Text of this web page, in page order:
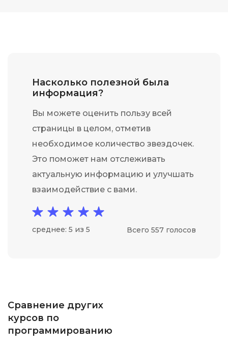
Насколько полезной была
информация?
Вы можете оценить пользу всей
страницы в целом, отметив
необходимое количество звездочек.
Это поможет нам отслеживать
актуальную информацию и улучшать
взаимодействие с вами.
среднее: 5 из 5 Всего 557 голосов
Сравнение других
курсов по
программированию